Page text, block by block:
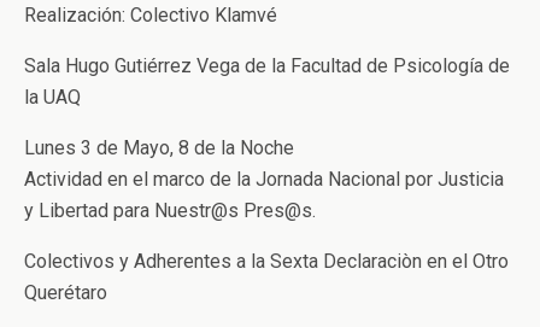
Realización: Colectivo Klamvé
Sala Hugo Gutiérrez Vega de la Facultad de Psicología de
la UAQ
Lunes 3 de Mayo, 8 de la Noche
Actividad en el marco de la Jornada Nacional por Justicia
y Libertad para Nuestr@s Pres@s.
Colectivos y Adherentes a la Sexta Declaraciòn en el Otro
Querétaro